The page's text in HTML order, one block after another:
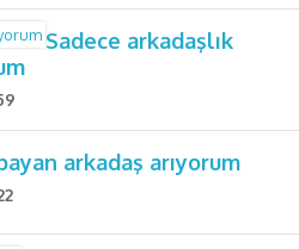
Sadece arkadaşlık
arkadaş arıyorum